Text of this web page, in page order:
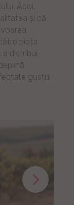
Apoi,
și că
piața
distribui
gustul